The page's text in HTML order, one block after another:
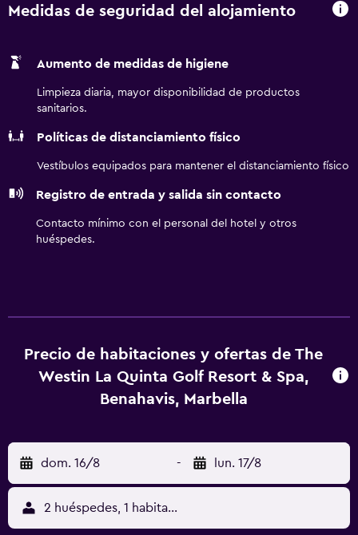
Heavenly Bed garantizan un sueño profundo. Los
tratamientos e instalaciones de fitness. Por otra parte, dos
con una amplia selección de experiencias gastronómicas.
ideales tanto para bodas y eventos sociales como para
reuniones de trabajo.
Medidas de seguridad del alojamiento
Aumento de medidas de higiene
Limpieza diaria, mayor disponibilidad de productos
sanitarios.
Políticas de distanciamiento físico
Vestíbulos equipados para mantener el distanciamiento físico
Registro de entrada y salida sin contacto
Contacto mínimo con el personal del hotel y otros
huéspedes.
Precio de habitaciones y ofertas de The
Westin La Quinta Golf Resort & Spa,
Benahavis, Marbella
dom. 16/8 - lun. 17/8
2 huéspedes, 1 habitación